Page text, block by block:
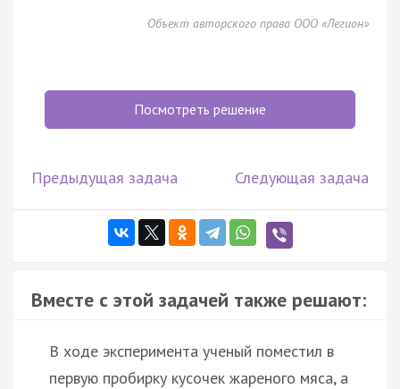
Объект авторского права ООО «Легион»
Посмотреть решение
Предыдущая задача Следующая задача
Вместе с этой задачей также решают:
В ходе эксперимента ученый поместил в
первую пробирку кусочек жареного мяса, а